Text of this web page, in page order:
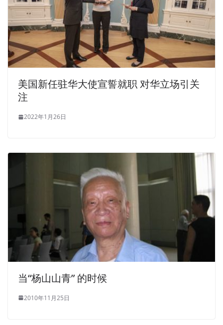
美国新任驻华大使宣誓就职 对华立场引关
注
2022年1月26日
当“杨山山青” 的时候
2010年11月25日